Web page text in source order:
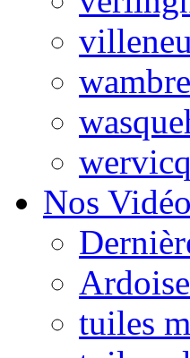
Nos
Ardoise
tuiles